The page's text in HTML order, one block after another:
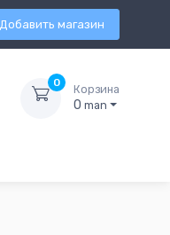
Добавить магазин
0
Корзина
0 man